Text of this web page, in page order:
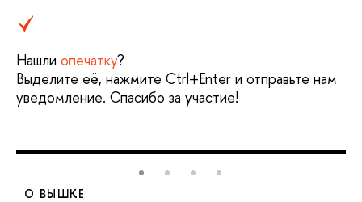
Нашли опечатку?
Выделите её, нажмите Ctrl+Enter и отправьте нам
уведомление. Спасибо за участие!
О ВЫШКЕ